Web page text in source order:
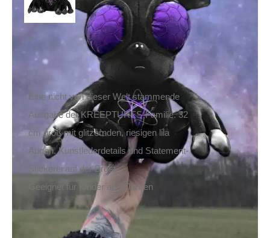
Inkl. MwSt.
zzgl.Versand
Lieferzeit: ca. 1-2 Tage DE, ca. 3-4 Tage EU
Eine nicht von dieser Welt stammende
Ausgabe der KREEPTURES-Familie. 32
cm groß mit glitzernden, riesigen lila
Augen. Kunstlederdetails und Statement-
Stickerei auf der Brust.
Geeignet für Kinder ab 3 Jahren